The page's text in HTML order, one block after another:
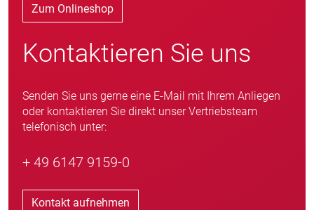
Zum Onlineshop
Kontaktieren Sie uns
Senden Sie uns gerne eine E-Mail mit Ihrem Anliegen
oder kontaktieren Sie direkt unser Vertriebsteam
telefonisch unter:
+ 49 6147 9159-0
Kontakt aufnehmen